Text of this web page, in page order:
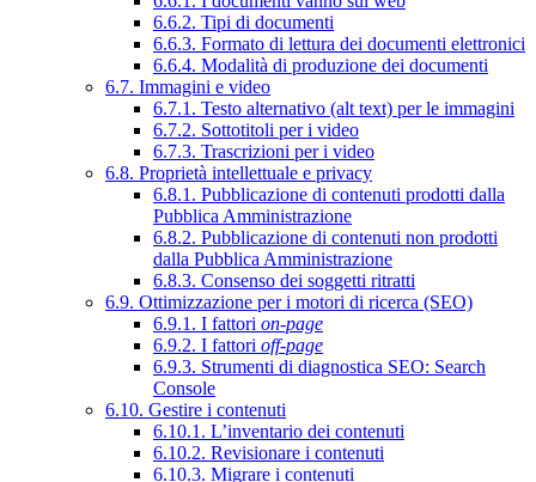
6.6.2. Tipi di documenti
6.6.3. Formato di lettura dei documenti elettronici
6.6.4. Modalità di produzione dei documenti
6.7. Immagini e video
6.7.1. Testo alternativo (alt text) per le immagini
6.7.2. Sottotitoli per i video
6.7.3. Trascrizioni per i video
6.8. Proprietà intellettuale e privacy
6.8.1. Pubblicazione di contenuti prodotti dalla
Pubblica Amministrazione
6.8.2. Pubblicazione di contenuti non prodotti
dalla Pubblica Amministrazione
6.8.3. Consenso dei soggetti ritratti
6.9. Ottimizzazione per i motori di ricerca (SEO)
6.9.1. I fattori on-page
6.9.2. I fattori off-page
6.9.3. Strumenti di diagnostica SEO: Search
Console
6.10. Gestire i contenuti
6.10.1. L’inventario dei contenuti
6.10.2. Revisionare i contenuti
6.10.3. Migrare i contenuti